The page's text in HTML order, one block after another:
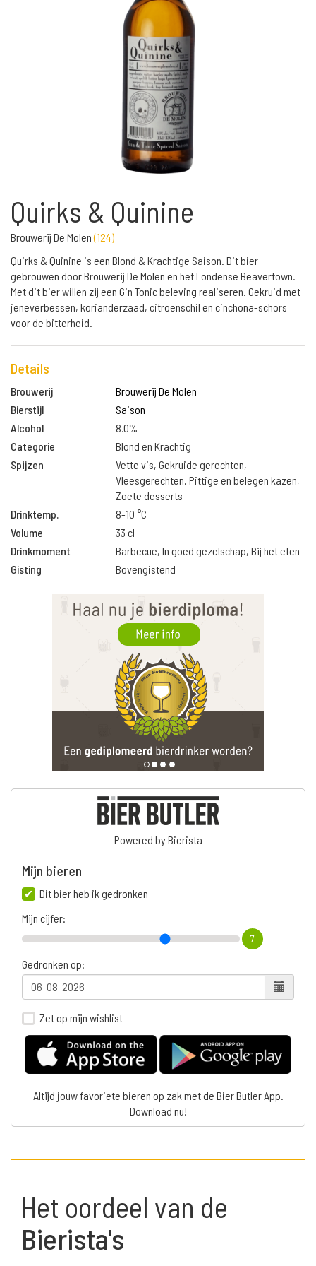
Quirks & Quinine
Brouwerij De Molen(124)
Quirks & Quinine is een Blond & Krachtige Saison. Dit bier
gebrouwen door Brouwerij De Molen en het Londense Beavertown.
Met dit bier willen zij een Gin Tonic beleving realiseren. Gekruid met
jeneverbessen, korianderzaad, citroenschil en cinchona-schors
voor de bitterheid.
Details
Brouwerij
Brouwerij De Molen
Bierstijl
Saison
Alcohol
8.0%
Categorie
Blond en Krachtig
Spijzen
Vette vis, Gekruide gerechten,
Vleesgerechten, Pittige en belegen kazen,
Zoete desserts
Drinktemp.
8-10 °C
Volume
33 cl
Drinkmoment
Barbecue, In goed gezelschap, Bij het eten
Gisting
Bovengistend
Powered by Bierista
Mijn bieren
Dit bier heb ik gedronken
Mijn cijfer:
7
Gedronken op:
Zet op mijn wishlist
Altijd jouw favoriete bieren op zak met de Bier Butler App.
Download nu!
Het oordeel van de
Bierista's